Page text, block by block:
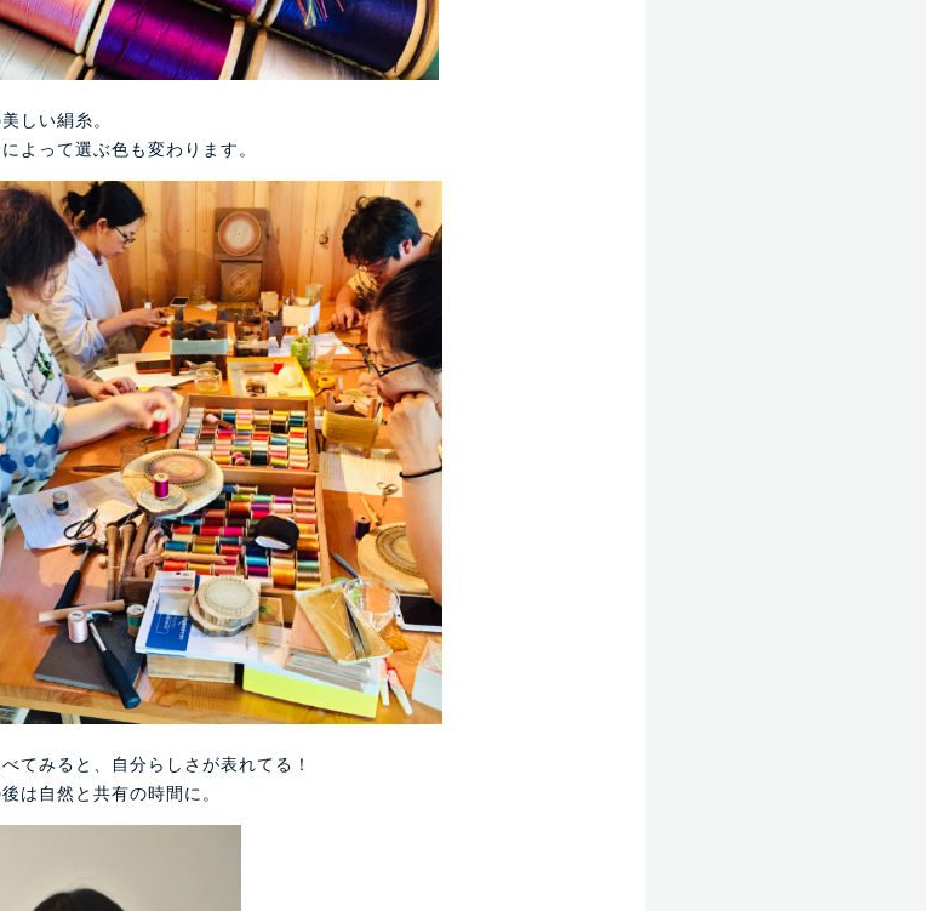
しい絹糸。
よって選ぶ色も変わります。
てみると、自分らしさが表れてる！
は自然と共有の時間に。